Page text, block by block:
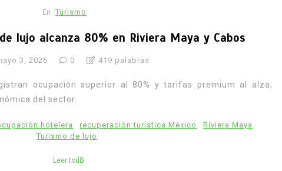
En Turismo
lujo alcanza 80% en Riviera Maya y Cabos
3, 2026 0 419 palabras
ocupación superior al 80% y tarifas premium al alza,
del sector.
hotelera recuperación turística México
Riviera Maya
Turismo de lujo
Leer todo